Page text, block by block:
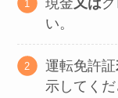
い。
運転免許証
示してくだ